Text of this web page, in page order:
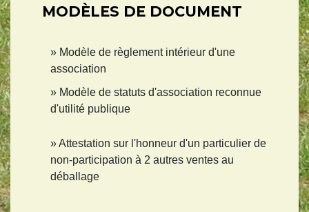
MODÈLES DE DOCUMENT
Modèle de règlement intérieur d'une
association
Modèle de statuts d'association reconnue
d'utilité publique
Attestation sur l'honneur d'un particulier de
non-participation à 2 autres ventes au
déballage